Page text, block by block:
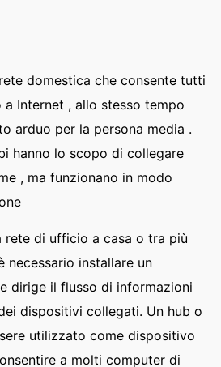
domestica che consente tutti
Internet , allo stesso tempo
arduo per la persona media .
hanno lo scopo di collegare
, ma funzionano in modo
rete di ufficio a casa o tra più
necessario installare un
dirige il flusso di informazioni
dispositivi collegati. Un hub o
utilizzato come dispositivo
a molti computer di